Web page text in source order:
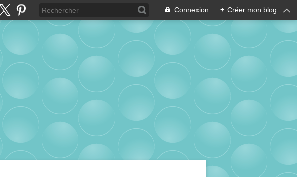
Connexion + Créer mon blog